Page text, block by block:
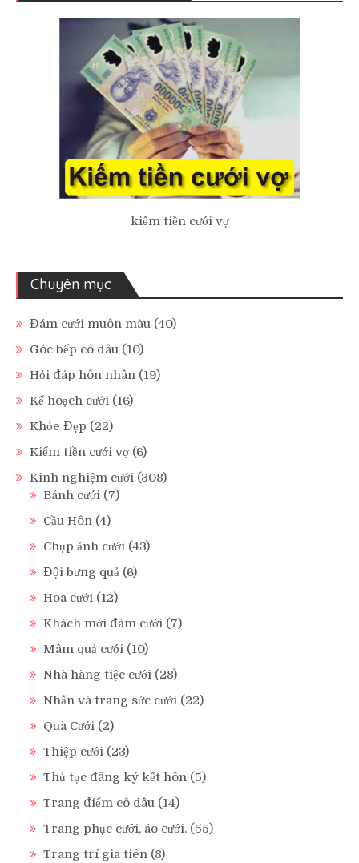
kiếm tiền cưới vợ
Chuyên mục
Đám cưới muôn màu (40)
Góc bếp cô dâu (10)
Hỏi đáp hôn nhân (19)
Kế hoạch cưới (16)
Khỏe Đẹp (22)
Kiếm tiền cưới vợ (6)
Kinh nghiệm cưới (308)
Bánh cưới (7)
Cầu Hôn (4)
Chụp ảnh cưới (43)
Đội bưng quả (6)
Hoa cưới (12)
Khách mời đám cưới (7)
Mâm quả cưới (10)
Nhà hàng tiệc cưới (28)
Nhẫn và trang sức cưới (22)
Quà Cưới (2)
Thiệp cưới (23)
Thủ tục đăng ký kết hôn (5)
Trang điểm cô dâu (14)
Trang phục cưới, áo cưới. (55)
Trang trí gia tiên (8)